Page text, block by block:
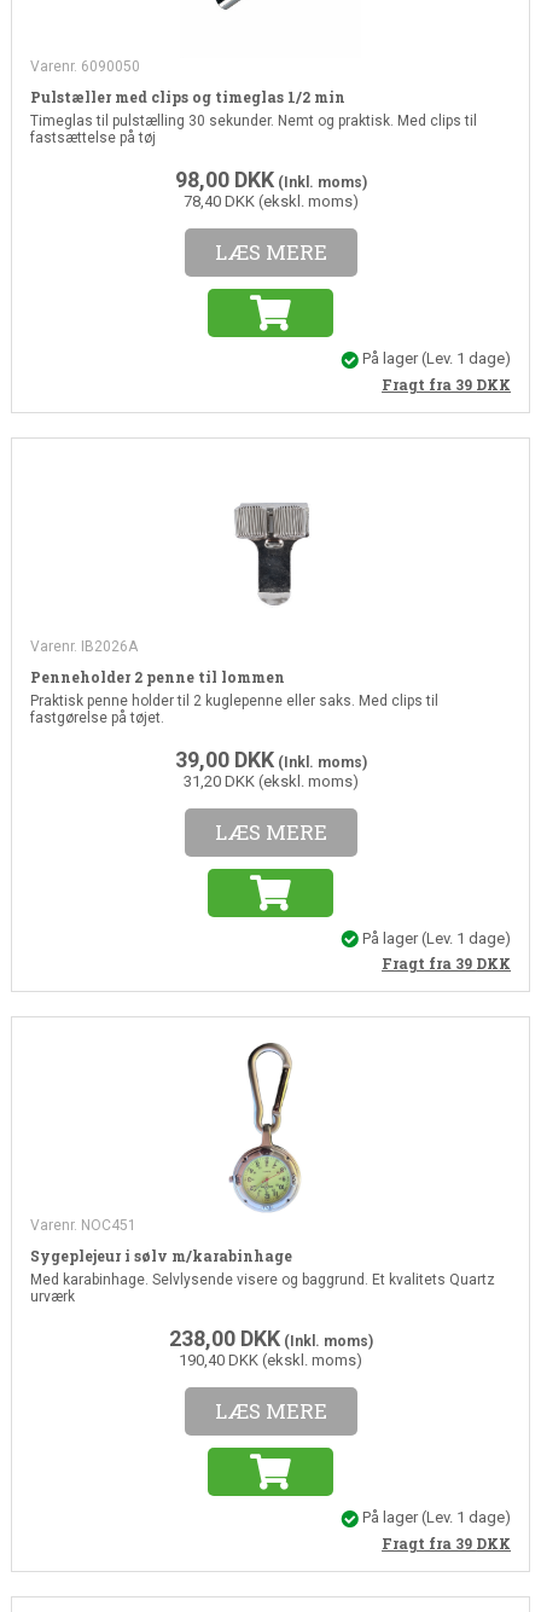
Varenr. 6090050
Pulstæller med clips og timeglas 1/2 min
Timeglas til pulstælling 30 sekunder. Nemt og praktisk. Med clips til
fastsættelse på tøj
98,00 DKK(Inkl. moms)
78,40 DKK (ekskl. moms)
LÆS MERE
På lager(Lev. 1 dage)
Fragt fra 39 DKK
Varenr. IB2026A
Penneholder 2 penne til lommen
Praktisk penne holder til 2 kuglepenne eller saks. Med clips til
fastgørelse på tøjet.
39,00 DKK(Inkl. moms)
31,20 DKK (ekskl. moms)
LÆS MERE
På lager(Lev. 1 dage)
Fragt fra 39 DKK
Varenr. NOC451
Sygeplejeur i sølv m/karabinhage
Med karabinhage. Selvlysende visere og baggrund. Et kvalitets Quartz
urværk
238,00 DKK(Inkl. moms)
190,40 DKK (ekskl. moms)
LÆS MERE
På lager(Lev. 1 dage)
Fragt fra 39 DKK